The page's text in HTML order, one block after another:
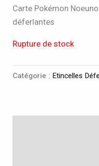
Carte Pokémon
déferlantes
Rupture de stock
Catégorie : Etincelles